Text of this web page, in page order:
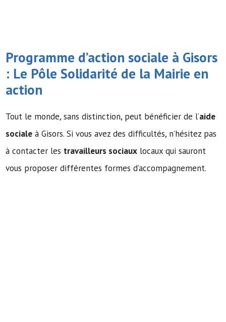
Programme d’action sociale à Gisors
: Le Pôle Solidarité de la Mairie en
action
Tout le monde, sans distinction, peut bénéficier de l’aide
sociale à Gisors. Si vous avez des difficultés, n’hésitez pas
à contacter les travailleurs sociaux locaux qui sauront
vous proposer différentes formes d’accompagnement.